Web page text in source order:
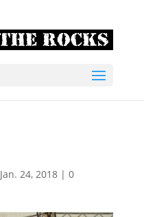
Jan. 24, 2018| 0